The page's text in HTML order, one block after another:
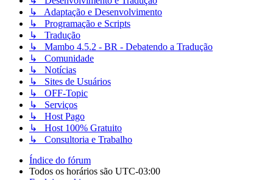
↳ Adaptação e Desenvolvimento
↳ Programação e Scripts
↳ Tradução
↳ Mambo 4.5.2 - BR - Debatendo a Tradução
↳ Comunidade
↳ Notícias
↳ Sites de Usuários
↳ OFF-Topic
↳ Serviços
↳ Host Pago
↳ Host 100% Gratuito
↳ Consultoria e Trabalho
Índice do fórum
Todos os horários são UTC-03:00